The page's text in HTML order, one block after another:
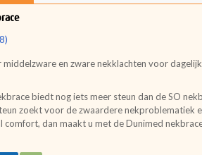
middelzware en zware nekklachten voor
biedt nog iets meer steun dan de SO
zoekt voor de zwaardere nekproblematiek
comfort, dan maakt u met de Dunimed